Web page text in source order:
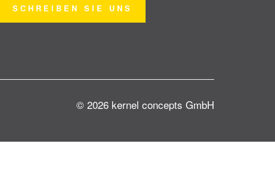
SCHREIBEN SIE UNS
© 2026 kernel concepts GmbH